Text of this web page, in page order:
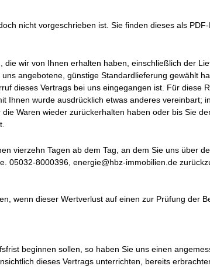
nicht vorgeschrieben ist. Sie finden dieses als
wir von Ihnen erhalten haben, einschließlich der
angebotene, günstige Standardlieferung gewählt
dieses Vertrags bei uns eingegangen ist. Für diese
Ihnen wurde ausdrücklich etwas anderes vereinbart;
Waren wieder zurückerhalten haben oder bis Sie
vierzehn Tagen ab dem Tag, an dem Sie uns über
05032-8000396, energie@hbz-immobilien.de
wenn dieser Wertverlust auf einen zur Prüfung der
beginnen sollen, so haben Sie uns einen
dieses Vertrags unterrichten, bereits